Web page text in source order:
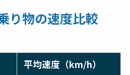
り物の速度比較
平均速度（km/h）